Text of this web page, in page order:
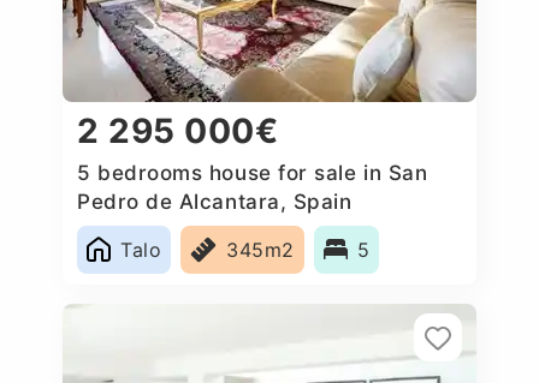
2 295 000€
5 bedrooms house for sale in San
Pedro de Alcantara, Spain
Talo
345m2 5